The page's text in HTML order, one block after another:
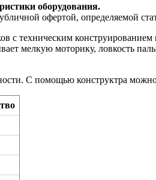
оборудования.
офертой, определяемой
техническим
мелкую моторику, ловкость
С помощью конструктра